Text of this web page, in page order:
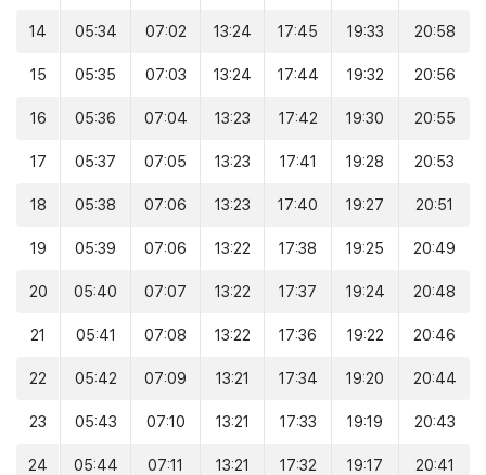
14 05:34 07:02 13:24 17:45 19:33 20:58
15 05:35 07:03 13:24 17:44 19:32 20:56
16 05:36 07:04 13:23 17:42 19:30 20:55
17 05:37 07:05 13:23 17:41 19:28 20:53
18 05:38 07:06 13:23 17:40 19:27 20:51
19 05:39 07:06 13:22 17:38 19:25 20:49
20 05:40 07:07 13:22 17:37 19:24 20:48
21 05:41 07:08 13:22 17:36 19:22 20:46
22 05:42 07:09 13:21 17:34 19:20 20:44
23 05:43 07:10 13:21 17:33 19:19 20:43
24 05:44 07:11 13:21 17:32 19:17 20:41